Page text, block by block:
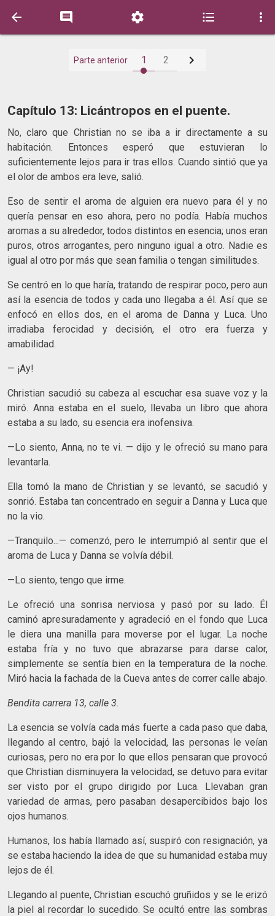
    
Parte anterior 1 2 
Capítulo 13: Licántropos en el puente.
No, claro que Christian no se iba a ir directamente a su
habitación. Entonces esperó que estuvieran lo
suficientemente lejos para ir tras ellos. Cuando sintió que ya
el olor de ambos era leve, salió.
Eso de sentir el aroma de alguien era nuevo para él y no
quería pensar en eso ahora, pero no podía. Había muchos
aromas a su alrededor, todos distintos en esencia; unos eran
puros, otros arrogantes, pero ninguno igual a otro. Nadie es
igual al otro por más que sean familia o tengan similitudes.
Se centró en lo que haría, tratando de respirar poco, pero aun
así la esencia de todos y cada uno llegaba a él. Así que se
enfocó en ellos dos, en el aroma de Danna y Luca. Uno
irradiaba ferocidad y decisión, el otro era fuerza y
amabilidad.
— ¡Ay!
Christian sacudió su cabeza al escuchar esa suave voz y la
miró. Anna estaba en el suelo, llevaba un libro que ahora
estaba a su lado, su esencia era inofensiva.
—Lo siento, Anna, no te vi. — dijo y le ofreció su mano para
levantarla.
Ella tomó la mano de Christian y se levantó, se sacudió y
sonrió. Estaba tan concentrado en seguir a Danna y Luca que
no la vio.
—Tranquilo...— comenzó, pero le interrumpió al sentir que el
aroma de Luca y Danna se volvía débil.
—Lo siento, tengo que irme.
Le ofreció una sonrisa nerviosa y pasó por su lado. Él
caminó apresuradamente y agradeció en el fondo que Luca
le diera una manilla para moverse por el lugar. La noche
estaba fría y no tuvo que abrazarse para darse calor,
simplemente se sentía bien en la temperatura de la noche.
Miró hacia la fachada de la Cueva antes de correr calle abajo.
Bendita carrera 13, calle 3.
La esencia se volvía cada más fuerte a cada paso que daba,
llegando al centro, bajó la velocidad, las personas le veían
curiosas, pero no era por lo que ellos pensaran que provocó
que Christian disminuyera la velocidad, se detuvo para evitar
ser visto por el grupo dirigido por Luca. Llevaban gran
variedad de armas, pero pasaban desapercibidos bajo los
ojos humanos.
Humanos, los había llamado así, suspiró con resignación, ya
se estaba haciendo la idea de que su humanidad estaba muy
lejos de él.
Llegando al puente, Christian escuchó gruñidos y se le erizó
la piel al recordar lo sucedido. Se ocultó entre las sombras